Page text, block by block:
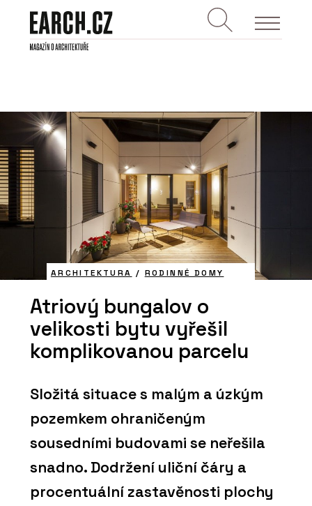
ARCHITEKTURA / RODINNÉ DOMY
Atriový bungalov o
velikosti bytu vyřešil
komplikovanou parcelu
Složitá situace s malým a úzkým
pozemkem ohraničeným
sousedními budovami se neřešila
snadno. Dodržení uliční čáry a
procentuální zastavěnosti plochy